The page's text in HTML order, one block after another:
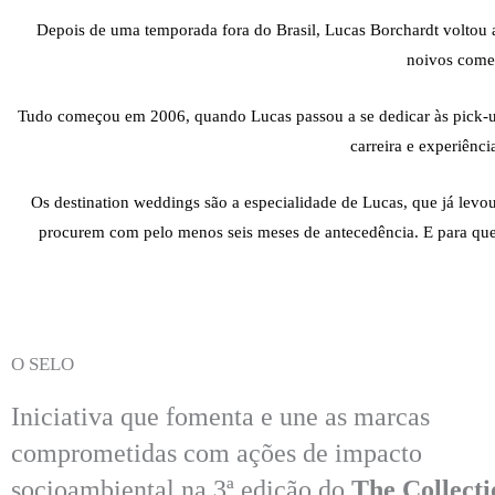
Depois de uma temporada fora do Brasil, Lucas Borchardt voltou
noivos
Tudo começou em 2006, quando Lucas passou a se dedicar às
carreira e
Os destination weddings são a especialidade de Lucas, que já
procurem com pelo menos seis meses de antecedência. E para
O SELO
Iniciativa que fomenta e une as marcas
comprometidas com ações de impacto
socioambiental na 3ª edição do The